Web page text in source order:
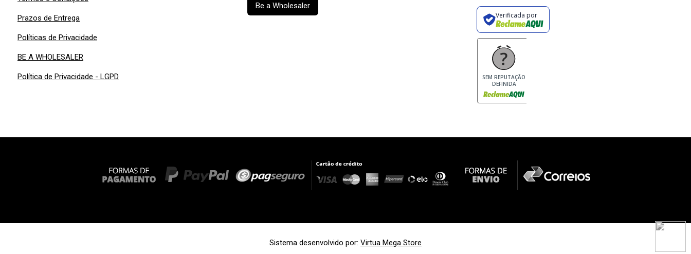
Prazos de Entrega
Políticas de Privacidade
BE A WHOLESALER
Política de Privacidade - LGPD
Be a Wholesaler
Verificada por
SEM REPUTAÇÃO
DEFINIDA
Sistema desenvolvido por: Virtua Mega Store